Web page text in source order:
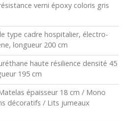
verni époxy coloris gris
type cadre hospitalier, électro-
longueur 200 cm
haute résilience densité 45
195 cm
épaisseur 18 cm / Mono
décoratifs / Lits jumeaux